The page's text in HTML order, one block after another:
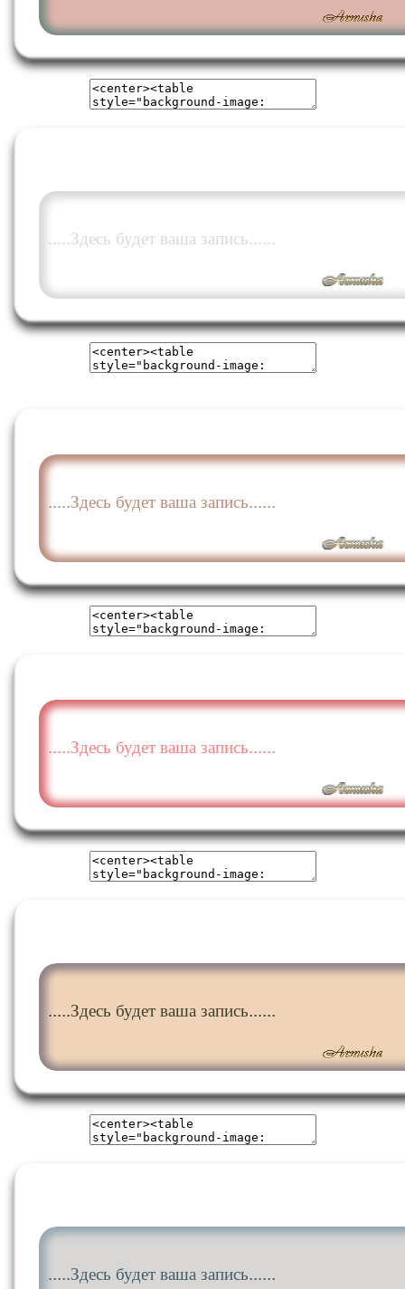
.....Здесь будет ваша запись......
.....Здесь будет ваша запись......
.....Здесь будет ваша запись......
.....Здесь будет ваша запись......
.....Здесь будет ваша запись......